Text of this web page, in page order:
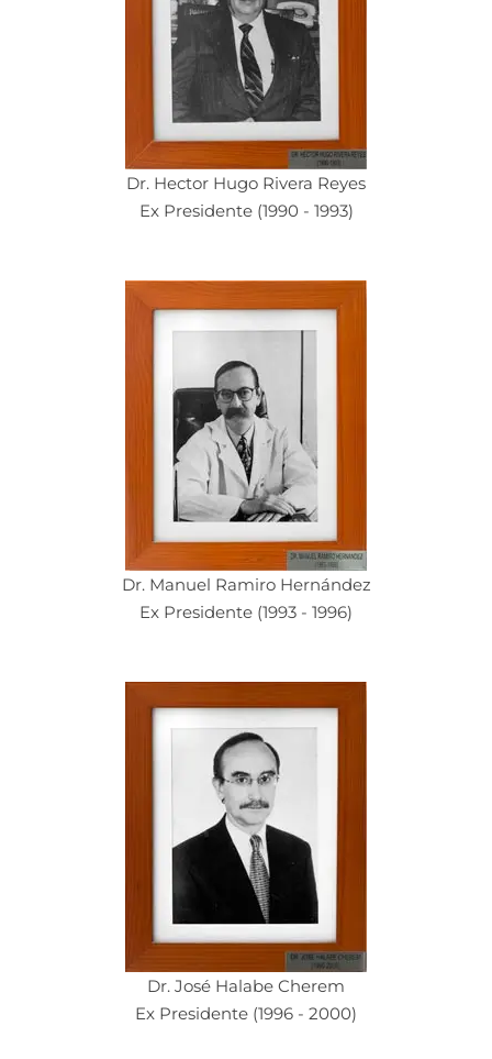
Dr. Hector Hugo Rivera Reyes
Ex Presidente (1990 - 1993)
Dr. Manuel Ramiro Hernández
Ex Presidente (1993 - 1996)
Dr. José Halabe Cherem
Ex Presidente (1996 - 2000)